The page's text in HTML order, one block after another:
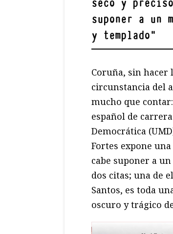
seco y
suponer a
y templado"
Coruña, sin
circunstancia del
mucho que
español de
Democrática
Fortes expone
cabe suponer a
dos citas; una de
Santos, es toda
oscuro y trágico